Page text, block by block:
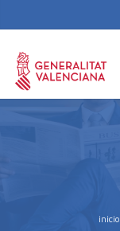
inicio